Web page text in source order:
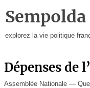
Sempolda
explorez la vie politique
Dépenses de
Assemblée Nationale —